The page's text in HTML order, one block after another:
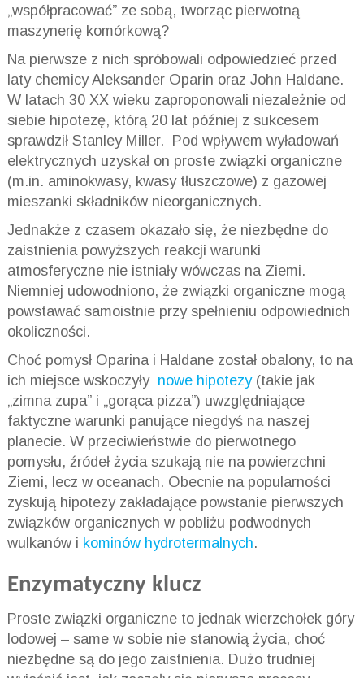
„współpracować” ze sobą, tworząc pierwotną
maszynerię komórkową?
Na pierwsze z nich spróbowali odpowiedzieć przed
laty chemicy Aleksander Oparin oraz John Haldane.
W latach 30 XX wieku zaproponowali niezależnie od
siebie hipotezę, którą 20 lat później z sukcesem
sprawdził Stanley Miller. Pod wpływem wyładowań
elektrycznych uzyskał on proste związki organiczne
(m.in. aminokwasy, kwasy tłuszczowe) z gazowej
mieszanki składników nieorganicznych.
Jednakże z czasem okazało się, że niezbędne do
zaistnienia powyższych reakcji warunki
atmosferyczne nie istniały wówczas na Ziemi.
Niemniej udowodniono, że związki organiczne mogą
powstawać samoistnie przy spełnieniu odpowiednich
okoliczności.
Choć pomysł Oparina i Haldane został obalony, to na
ich miejsce wskoczyły nowe hipotezy(takie jak
„zimna zupa” i „gorąca pizza”) uwzględniające
faktyczne warunki panujące niegdyś na naszej
planecie. W przeciwieństwie do pierwotnego
pomysłu, źródeł życia szukają nie na powierzchni
Ziemi, lecz w oceanach. Obecnie na popularności
zyskują hipotezy zakładające powstanie pierwszych
związków organicznych w pobliżu podwodnych
wulkanów i kominów hydrotermalnych.
Enzymatyczny klucz
Proste związki organiczne to jednak wierzchołek góry
lodowej – same w sobie nie stanowią życia, choć
niezbędne są do jego zaistnienia. Dużo trudniej